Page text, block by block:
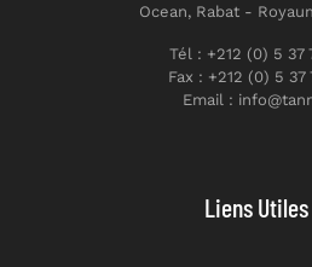
Ocean, Rabat -
Tél : +212 (0) 5 37
Fax : +212 (0) 5 37
Email :
Liens Utiles